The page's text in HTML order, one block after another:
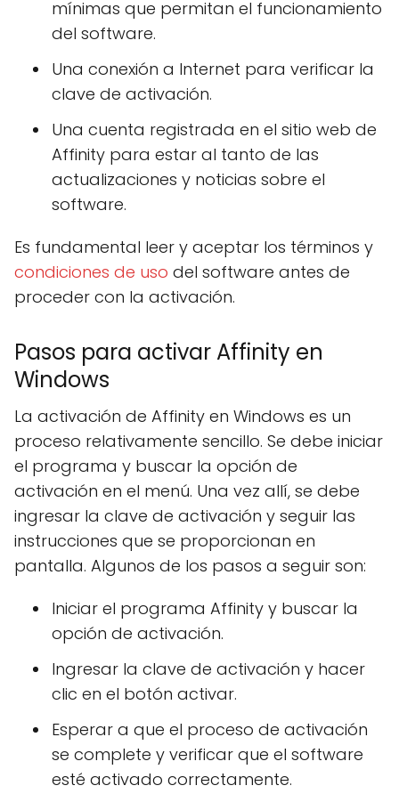
mínimas que permitan el funcionamiento
del software.
Una conexión a Internet para verificar la
clave de activación.
Una cuenta registrada en el sitio web de
Affinity para estar al tanto de las
actualizaciones y noticias sobre el
software.
Es fundamental leer y aceptar los términos y
condiciones de uso del software antes de
proceder con la activación.
Pasos para activar Affinity en
Windows
La activación de Affinity en Windows es un
proceso relativamente sencillo. Se debe iniciar
el programa y buscar la opción de
activación en el menú. Una vez allí, se debe
ingresar la clave de activación y seguir las
instrucciones que se proporcionan en
pantalla. Algunos de los pasos a seguir son:
Iniciar el programa Affinity y buscar la
opción de activación.
Ingresar la clave de activación y hacer
clic en el botón activar.
Esperar a que el proceso de activación
se complete y verificar que el software
esté activado correctamente.